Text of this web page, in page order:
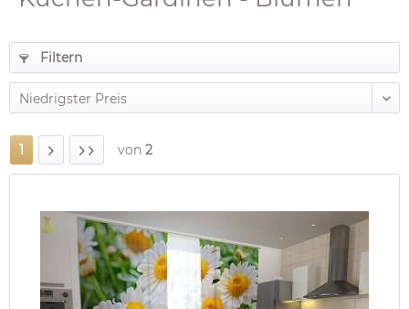
Filtern
1 von 2